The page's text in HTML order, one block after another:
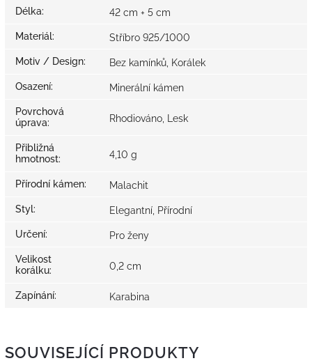
Délka: 42 cm + 5 cm
Materiál: Stříbro 925/1000
Motiv / Design: Bez kamínků, Korálek
Osazení: Minerální kámen
Povrchová
úprava: Rhodiováno, Lesk
Přibližná
hmotnost: 4,10 g
Přírodní kámen: Malachit
Styl: Elegantní, Přírodní
Určení: Pro ženy
Velikost
korálku: 0,2 cm
Zapínání: Karabina
SOUVISEJÍCÍ PRODUKTY